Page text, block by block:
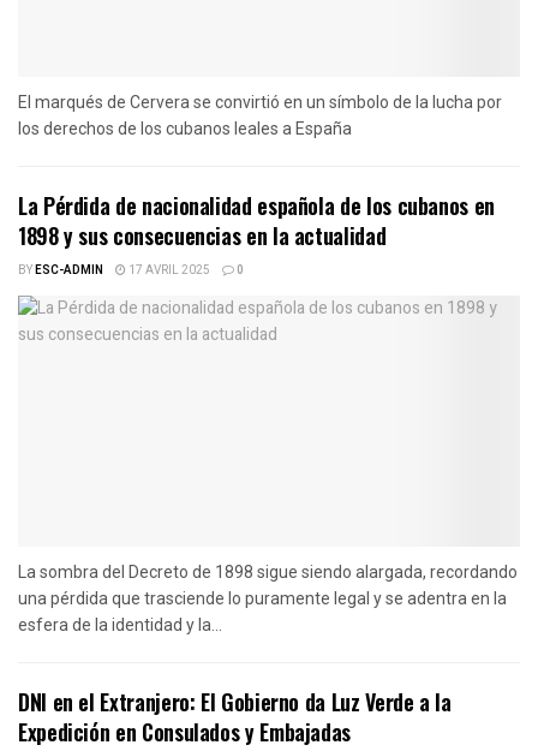
El marqués de Cervera se convirtió en un símbolo de la lucha por
los derechos de los cubanos leales a España
La Pérdida de nacionalidad española de los cubanos en
1898 y sus consecuencias en la actualidad
BYESC-ADMIN 17 AVRIL 2025 0
La sombra del Decreto de 1898 sigue siendo alargada, recordando
una pérdida que trasciende lo puramente legal y se adentra en la
esfera de la identidad y la...
DNI en el Extranjero: El Gobierno da Luz Verde a la
Expedición en Consulados y Embajadas